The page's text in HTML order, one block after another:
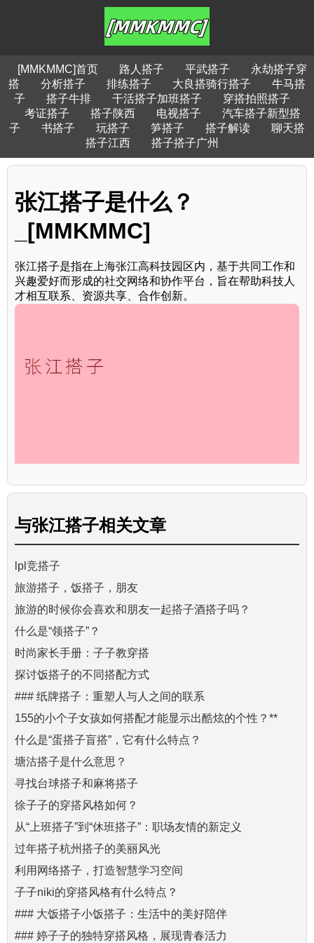
[MMKMMC]首页 路人搭子 平武搭子
永劫搭子穿
搭
分析搭子 排练搭子 大良搭骑行搭子
牛马搭
子
搭子牛排 干活搭子加班搭子
穿搭拍照搭子
考证搭子
搭子陕西 电视搭子
汽车搭子新型搭
子
书搭子 玩搭子 笋搭子 搭子解读
聊天搭
搭子江西
搭子搭子广州
张江搭子是什么？
_[MMKMMC]
张江搭子是指在上海张江高科技园区内，基于共同工作和
兴趣爱好而形成的社交网络和协作平台，旨在帮助科技人
才相互联系、资源共享、合作创新。
与张江搭子相关文章
lpl竞搭子
旅游搭子，饭搭子，朋友
旅游的时候你会喜欢和朋友一起搭子酒搭子吗？
什么是“领搭子”？
时尚家长手册：子子教穿搭
探讨饭搭子的不同搭配方式
### 纸牌搭子：重塑人与人之间的联系
155的小个子女孩如何搭配才能显示出酷炫的个性？**
什么是“蛋搭子盲搭”，它有什么特点？
塘沽搭子是什么意思？
寻找台球搭子和麻将搭子
徐子子的穿搭风格如何？
从“上班搭子”到“休班搭子”：职场友情的新定义
过年搭子杭州搭子的美丽风光
利用网络搭子，打造智慧学习空间
子子niki的穿搭风格有什么特点？
### 大饭搭子小饭搭子：生活中的美好陪伴
### 婷子子的独特穿搭风格，展现青春活力